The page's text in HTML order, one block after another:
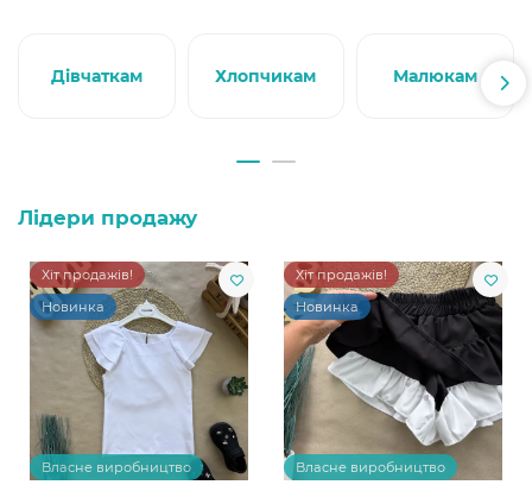
Дівчаткам Хлопчикам Малюкам
Лідери продажу
Хіт продажів!
Новинка
Власне виробництво
Хіт продажів!
Новинка
Власне виробництво